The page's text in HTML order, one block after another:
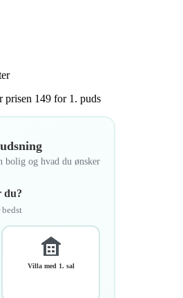
prisen 149 for 1. puds
bolig og hvad du ønsker
du?
Villa med 1. sal